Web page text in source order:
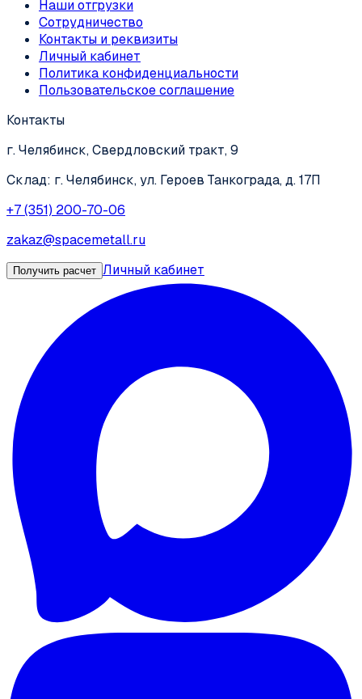
Наши отгрузки
Сотрудничество
Контакты и реквизиты
Личный кабинет
Политика конфиденциальности
Пользовательское соглашение
Контакты
г. Челябинск, Свердловский тракт, 9
Склад: г. Челябинск, ул. Героев Танкограда, д. 17П
+7 (351) 200-70-06
zakaz@spacemetall.ru
Получить расчет Личный кабинет